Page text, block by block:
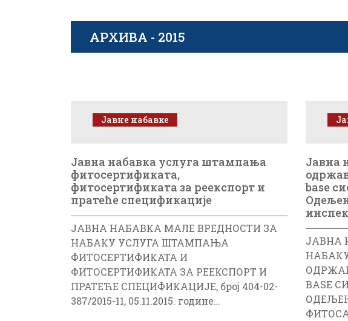
АРХИВА - 2015
Јавне набавке
Jавна набавка услуга штампања
фитосертификата,
фитосертификата за реекспорт и
пратеће спецификације
ЈАВНА НАБАВКА МАЛЕ ВРЕДНОСТИ ЗА
НАБАКУ УСЛУГА ШТАМПАЊА
ФИТОСЕРТИФИКАТА И
ФИТОСЕРТИФИКАТА ЗА РЕЕКСПОРТ И
ПРАТЕЋЕ СПЕЦИФИКАЦИЈЕ, број 404-02-
387/2015-11, 05.11.2015. године…
Jавна
base
ЈАВНА
BASE